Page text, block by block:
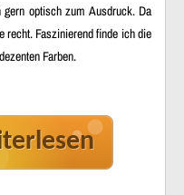
optisch zum Ausdruck. Da
recht. Faszinierend finde ich die
Farben.